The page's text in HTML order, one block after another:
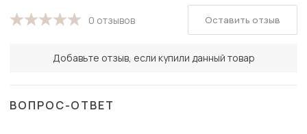
0 отзывов
Добавьте отзыв, если купили данный товар
Оставить отзыв
ВОПРОС-ОТВЕТ